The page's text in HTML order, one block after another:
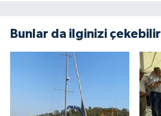
Bunlar da ilginizi çekebilir